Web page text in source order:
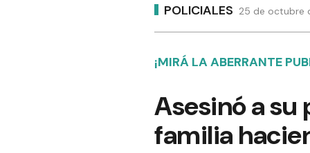
POLICIALES 25 de octubre
¡MIRÁ LA ABERRANTE
Asesinó a
familia